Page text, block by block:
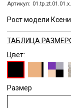
Артикул:
Рост модели
ТАБЛИЦА
Цвет:
Размер